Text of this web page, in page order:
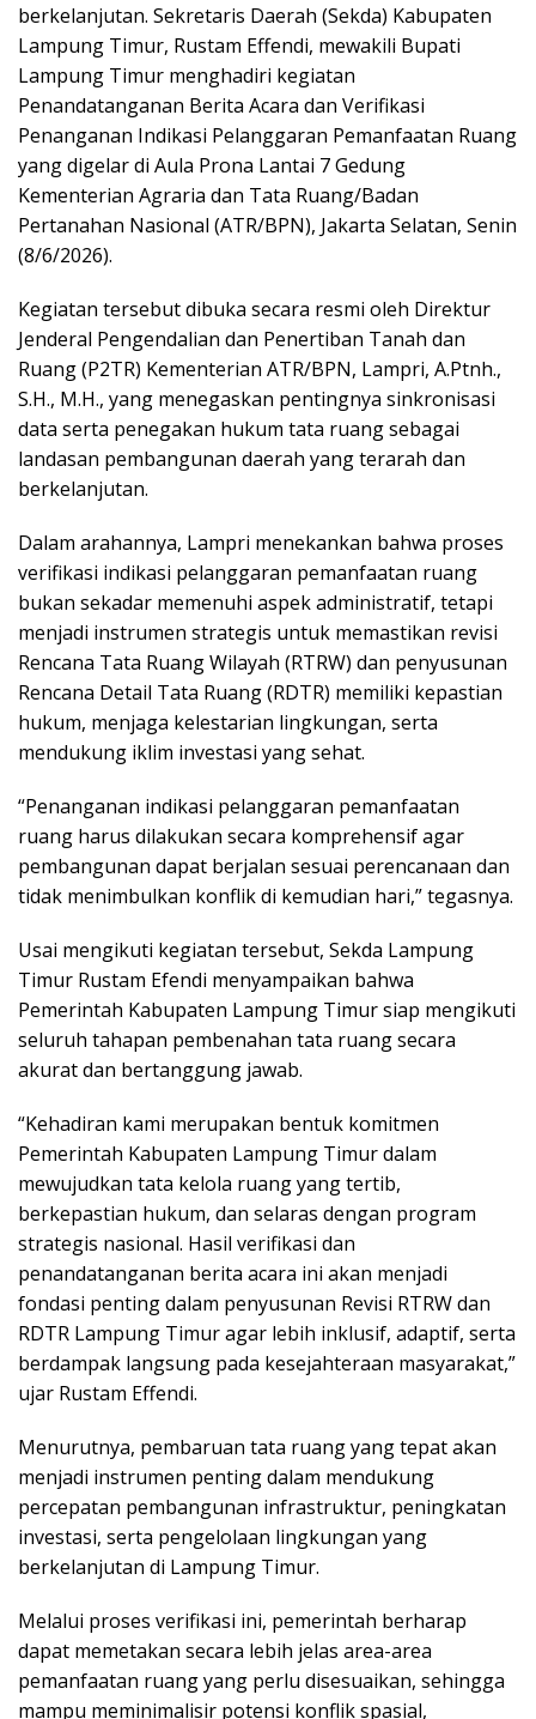
berkelanjutan. Sekretaris Daerah (Sekda) Kabupaten
Lampung Timur, Rustam Effendi, mewakili Bupati
Lampung Timur menghadiri kegiatan
Penandatanganan Berita Acara dan Verifikasi
Penanganan Indikasi Pelanggaran Pemanfaatan Ruang
yang digelar di Aula Prona Lantai 7 Gedung
Kementerian Agraria dan Tata Ruang/Badan
Pertanahan Nasional (ATR/BPN), Jakarta Selatan, Senin
(8/6/2026).
Kegiatan tersebut dibuka secara resmi oleh Direktur
Jenderal Pengendalian dan Penertiban Tanah dan
Ruang (P2TR) Kementerian ATR/BPN, Lampri, A.Ptnh.,
S.H., M.H., yang menegaskan pentingnya sinkronisasi
data serta penegakan hukum tata ruang sebagai
landasan pembangunan daerah yang terarah dan
berkelanjutan.
Dalam arahannya, Lampri menekankan bahwa proses
verifikasi indikasi pelanggaran pemanfaatan ruang
bukan sekadar memenuhi aspek administratif, tetapi
menjadi instrumen strategis untuk memastikan revisi
Rencana Tata Ruang Wilayah (RTRW) dan penyusunan
Rencana Detail Tata Ruang (RDTR) memiliki kepastian
hukum, menjaga kelestarian lingkungan, serta
mendukung iklim investasi yang sehat.
“Penanganan indikasi pelanggaran pemanfaatan
ruang harus dilakukan secara komprehensif agar
pembangunan dapat berjalan sesuai perencanaan dan
tidak menimbulkan konflik di kemudian hari,” tegasnya.
Usai mengikuti kegiatan tersebut, Sekda Lampung
Timur Rustam Efendi menyampaikan bahwa
Pemerintah Kabupaten Lampung Timur siap mengikuti
seluruh tahapan pembenahan tata ruang secara
akurat dan bertanggung jawab.
“Kehadiran kami merupakan bentuk komitmen
Pemerintah Kabupaten Lampung Timur dalam
mewujudkan tata kelola ruang yang tertib,
berkepastian hukum, dan selaras dengan program
strategis nasional. Hasil verifikasi dan
penandatanganan berita acara ini akan menjadi
fondasi penting dalam penyusunan Revisi RTRW dan
RDTR Lampung Timur agar lebih inklusif, adaptif, serta
berdampak langsung pada kesejahteraan masyarakat,”
ujar Rustam Effendi.
Menurutnya, pembaruan tata ruang yang tepat akan
menjadi instrumen penting dalam mendukung
percepatan pembangunan infrastruktur, peningkatan
investasi, serta pengelolaan lingkungan yang
berkelanjutan di Lampung Timur.
Melalui proses verifikasi ini, pemerintah berharap
dapat memetakan secara lebih jelas area-area
pemanfaatan ruang yang perlu disesuaikan, sehingga
mampu meminimalisir potensi konflik spasial,